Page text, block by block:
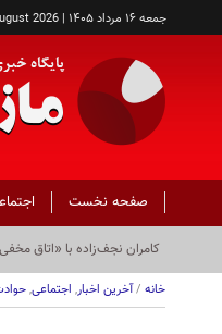
جمعه ۱۶ مرداد ۱۴۰۵ | Friday 07 August 2026
صفحه نخست
کامران نجف‌زاده با «اتاق
خانه /آخرین اخبار, اجتماعی,